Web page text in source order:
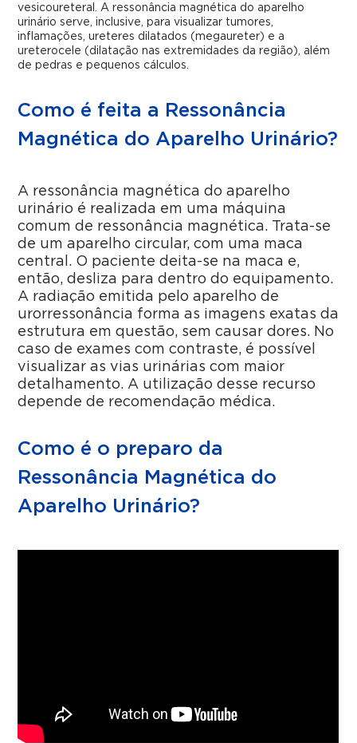
vesicoureteral. A ressonância magnética do aparelho
urinário serve, inclusive, para visualizar tumores,
inflamações, ureteres dilatados (megaureter) e a
ureterocele (dilatação nas extremidades da região), além
de pedras e pequenos cálculos.
Como é feita a Ressonância
Magnética do Aparelho Urinário?
A ressonância magnética do aparelho
urinário é realizada em uma máquina
comum de ressonância magnética. Trata-se
de um aparelho circular, com uma maca
central. O paciente deita-se na maca e,
então, desliza para dentro do equipamento.
A radiação emitida pelo aparelho de
urorressonância forma as imagens exatas da
estrutura em questão, sem causar dores. No
caso de exames com contraste, é possível
visualizar as vias urinárias com maior
detalhamento. A utilização desse recurso
depende de recomendação médica.
Como é o preparo da
Ressonância Magnética do
Aparelho Urinário?